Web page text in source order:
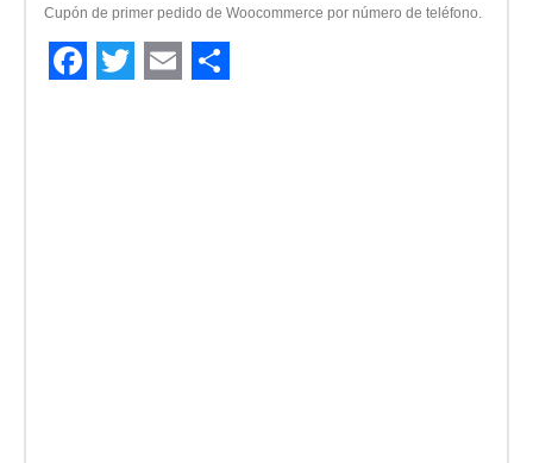
Cupón de primer pedido de Woocommerce por número de teléfono.